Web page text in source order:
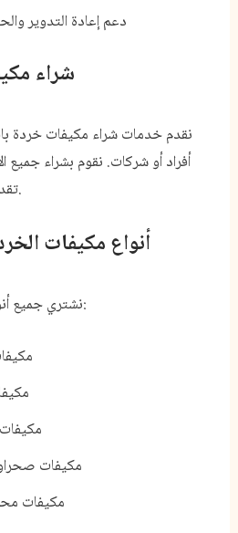
دعم إعادة التدوير
شراء
نقدم خدمات شراء مكيفات خردة
أفراد أو شركات. نقوم بشراء جميع
تقديم أفضل الأسعار في السوق.
أنواع مكيفات
نشتري جميع أنواع المكيفات الخردة، ومنها:
مكيفات
مكيفات